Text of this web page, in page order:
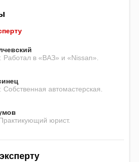
Работал в «ВАЗ» и «Nissan».
Собственная автомастерская.
юрист.